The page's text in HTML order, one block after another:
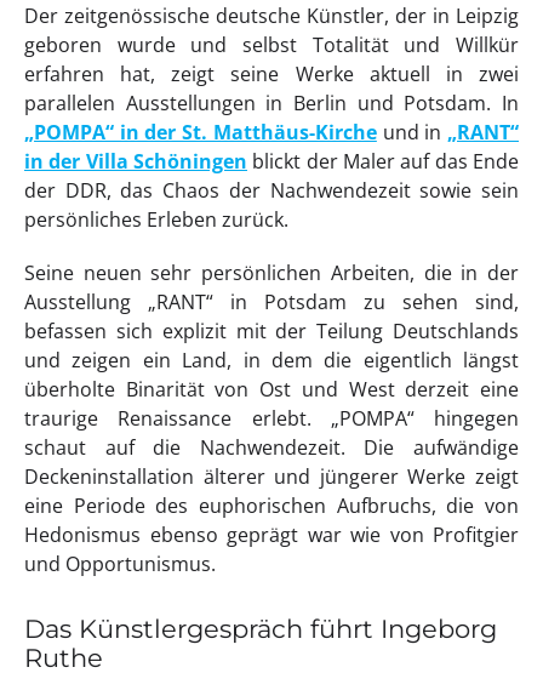
Der zeitgenössische deutsche Künstler, der in Leipzig
geboren wurde und selbst Totalität und Willkür
erfahren hat, zeigt seine Werke aktuell in zwei
parallelen Ausstellungen in Berlin und Potsdam. In
„POMPA“ in der St. Matthäus-Kircheund in „RANT“
in der Villa Schöningen blickt der Maler auf das Ende
der DDR, das Chaos der Nachwendezeit sowie sein
persönliches Erleben zurück.
Seine neuen sehr persönlichen Arbeiten, die in der
Ausstellung „RANT“ in Potsdam zu sehen sind,
befassen sich explizit mit der Teilung Deutschlands
und zeigen ein Land, in dem die eigentlich längst
überholte Binarität von Ost und West derzeit eine
traurige Renaissance erlebt. „POMPA“ hingegen
schaut auf die Nachwendezeit. Die aufwändige
Deckeninstallation älterer und jüngerer Werke zeigt
eine Periode des euphorischen Aufbruchs, die von
Hedonismus ebenso geprägt war wie von Profitgier
und Opportunismus.
Das Künstlergespräch führt Ingeborg
Ruthe